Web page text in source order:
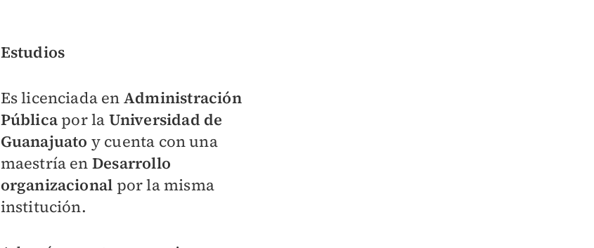
Estudios
Es licenciada en Administración
Públicapor la Universidad de
Guanajuato y cuenta con una
maestría en Desarrollo
organizacional por la misma
institución.